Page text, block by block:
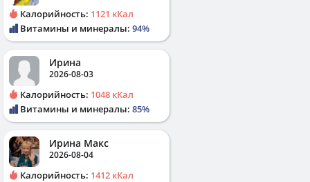
Калорийность: 1121 кКал
Витамины и минералы: 94%
Ирина
2026-08-03
Калорийность: 1048 кКал
Витамины и минералы: 85%
Ирина Макс
2026-08-04
Калорийность: 1412 кКал